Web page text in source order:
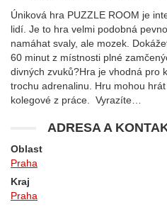
Úniková hra PUZZLE ROOM je
lidí. Je to hra velmi podobná
namáhat svaly, ale mozek.
60 minut z místnosti plné
divných zvuků?Hra je vhodná pro
trochu adrenalinu. Hru mohou
kolegové z práce. Vyrazíte…
ADRESA A
Oblast
Praha
Kraj
Praha